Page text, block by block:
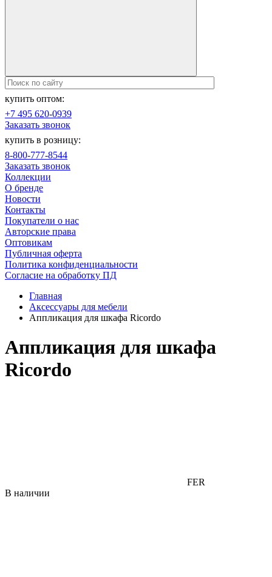
купить оптом:
+7 495 620-0939
Заказать звонок
купить в розницу:
8-800-777-8544
Заказать звонок
Коллекции
О бренде
Новости
Контакты
Покупатели о нас
Авторские права
Оптовикам
Публичная оферта
Политика конфиденциальности
Согласие на обработку ПД
Главная
Аксессуары для мебели
Аппликация для шкафа Ricordo
Аппликация для шкафа
Ricordo
FER
В наличии